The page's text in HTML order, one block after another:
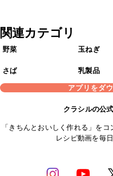
関連カテゴリ
野菜 玉ねぎ
さば 乳製品
アプリをダ
クラシルの公
「きちんとおいしく作れる」を
レシピ動画を毎